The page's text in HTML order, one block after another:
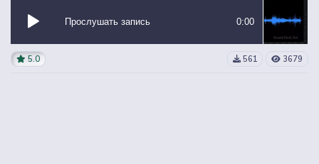
Прослушать запись 0:00
5.0 561 3679